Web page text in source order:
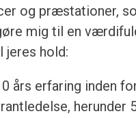
og præstationer,
mig til en
hold:
års erfaring inden
herunder